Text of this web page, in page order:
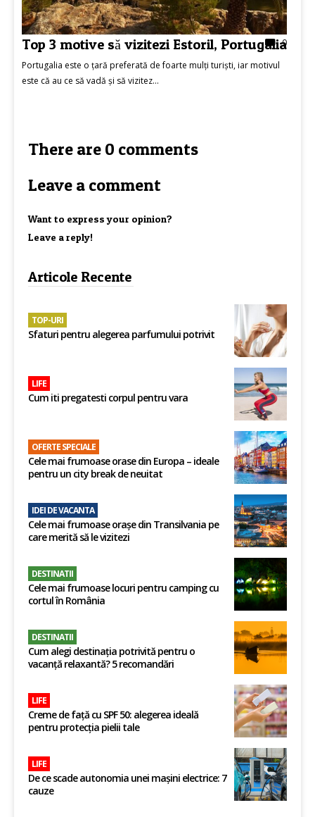
0
Top 3 motive să vizitezi Estoril, Portugalia
Portugalia este o țară preferată de foarte mulți turiști, iar motivul
este că au ce să vadă și să vizitez...
There are 0 comments
Leave a comment
Want to express your opinion?
Leave a reply!
Articole Recente
TOP-URI
Sfaturi pentru alegerea parfumului potrivit
LIFE
Cum iti pregatesti corpul pentru vara
OFERTE SPECIALE
Cele mai frumoase orase din Europa – ideale
pentru un city break de neuitat
IDEI DE VACANTA
Cele mai frumoase orașe din Transilvania pe
care merită să le vizitezi
DESTINATII
Cele mai frumoase locuri pentru camping cu
cortul în România
DESTINATII
Cum alegi destinația potrivită pentru o
vacanță relaxantă? 5 recomandări
LIFE
Creme de față cu SPF 50: alegerea ideală
pentru protecția pielii tale
LIFE
De ce scade autonomia unei mașini electrice: 7
cauze